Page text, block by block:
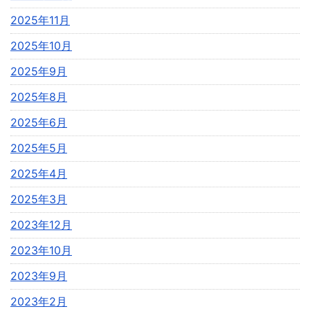
2025年11月
2025年10月
2025年9月
2025年8月
2025年6月
2025年5月
2025年4月
2025年3月
2023年12月
2023年10月
2023年9月
2023年2月